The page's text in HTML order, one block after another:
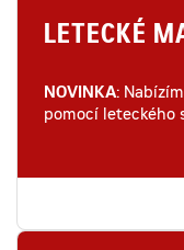
LETECKÉ
NOVINKA:
pomocí leteckého